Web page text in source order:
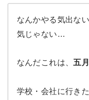
なんかやる気出な
気じゃない…
なんだこれは、 五
学校・会社に行きた